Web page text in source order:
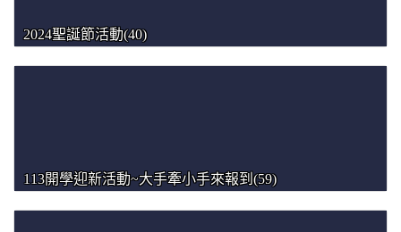
2024聖誕節活動(40)
113開學迎新活動~大手牽小手來報到(59)